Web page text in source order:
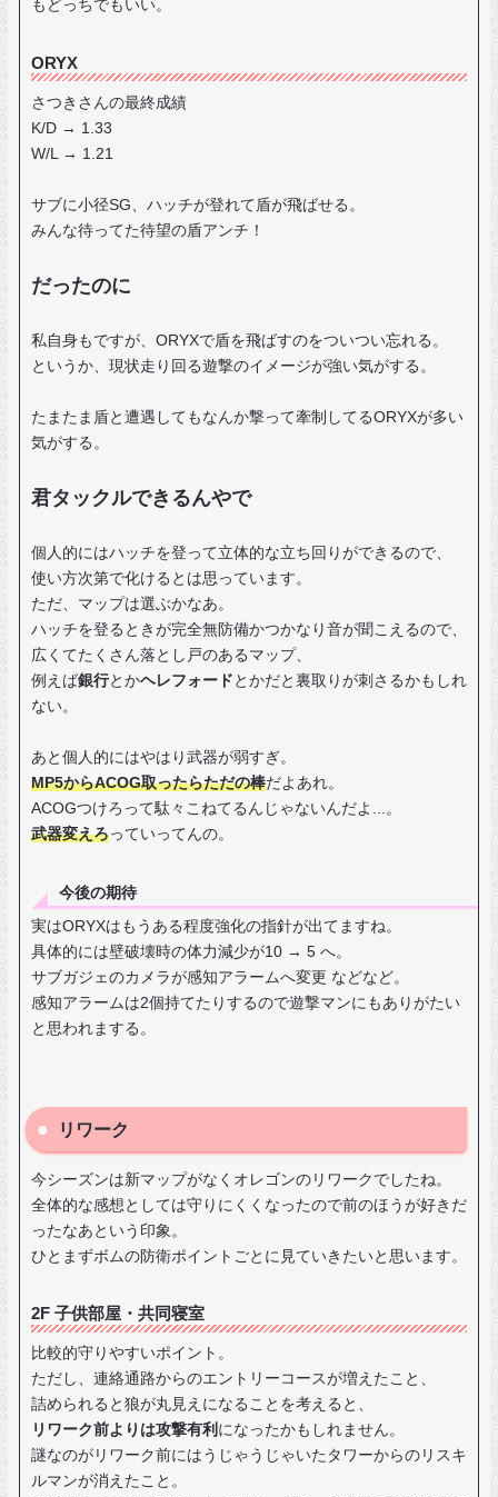
もどっちでもいい。
ORYX
さつきさんの最終成績
K/D → 1.33
W/L → 1.21
サブに小径SG、ハッチが登れて盾が飛ばせる。
みんな待ってた待望の盾アンチ！
だったのに
私自身もですが、ORYXで盾を飛ばすのをついつい忘れる。
というか、現状走り回る遊撃のイメージが強い気がする。
たまたま盾と遭遇してもなんか撃って牽制してるORYXが多い
気がする。
君タックルできるんやで
個人的にはハッチを登って立体的な立ち回りができるので、
使い方次第で化けるとは思っています。
ただ、マップは選ぶかなあ。
ハッチを登るときが完全無防備かつかなり音が聞こえるので、
広くてたくさん落とし戸のあるマップ、
例えば銀行とかヘレフォード とかだと裏取りが刺さるかもしれ
ない。
あと個人的にはやはり武器が弱すぎ。
MP5からACOG取ったらただの棒だよあれ。
ACOGつけろって駄々こねてるんじゃないんだよ...。
武器変えろっていってんの。
今後の期待
実はORYXはもうある程度強化の指針が出てますね。
具体的には壁破壊時の体力減少が10 → 5 へ。
サブガジェのカメラが感知アラームへ変更 などなど。
感知アラームは2個持てたりするので遊撃マンにもありがたい
と思われまする。
リワーク
今シーズンは新マップがなくオレゴンのリワークでしたね。
全体的な感想としては守りにくくなったので前のほうが好きだ
ったなあという印象。
ひとまずボムの防衛ポイントごとに見ていきたいと思います。
2F 子供部屋・共同寝室
比較的守りやすいポイント。
ただし、連絡通路からのエントリーコースが増えたこと、
詰められると狼が丸見えになることを考えると、
リワーク前よりは攻撃有利 になったかもしれません。
謎なのがリワーク前にはうじゃうじゃいたタワーからのリスキ
ルマンが消えたこと。